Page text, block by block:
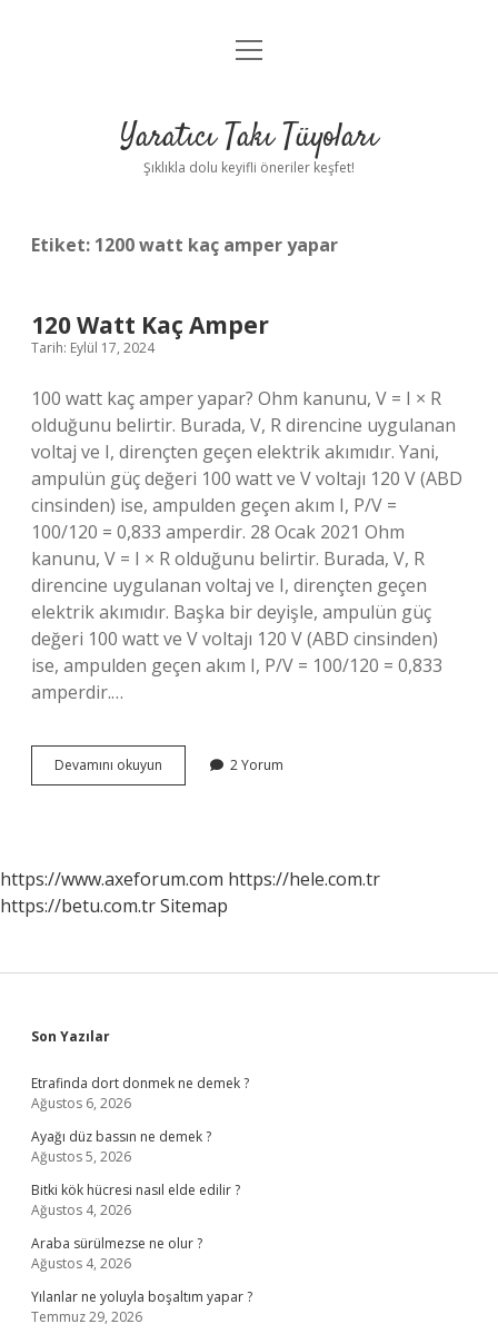
Anasayfa
Yasal Uyarı
menüyü
Yaratıcı Takı Tüyoları
Şıklıkla dolu keyifli öneriler keşfet!
Etiket: 1200 watt kaç amper yapar
120 Watt Kaç Amper
Tarih: Eylül 17, 2024
100 watt kaç amper yapar? Ohm kanunu, V = I × R
olduğunu belirtir. Burada, V, R direncine uygulanan
voltaj ve I, dirençten geçen elektrik akımıdır. Yani,
ampulün güç değeri 100 watt ve V voltajı 120 V (ABD
cinsinden) ise, ampulden geçen akım I, P/V =
100/120 = 0,833 amperdir. 28 Ocak 2021 Ohm
kanunu, V = I × R olduğunu belirtir. Burada, V, R
direncine uygulanan voltaj ve I, dirençten geçen
elektrik akımıdır. Başka bir deyişle, ampulün güç
değeri 100 watt ve V voltajı 120 V (ABD cinsinden)
ise, ampulden geçen akım I, P/V = 100/120 = 0,833
amperdir.…
Devamını okuyun
Watt
2 Yorum
https://www.axeforum.com https://hele.com.tr
https://betu.com.trSitemap
Sidebar
Son Yazılar
Etrafinda dort donmek ne demek ?
Ağustos 6, 2026
Ayağı düz bassın ne demek ?
Ağustos 5, 2026
Bitki kök hücresi nasıl elde edilir ?
Ağustos 4, 2026
Araba sürülmezse ne olur ?
Ağustos 4, 2026
Yılanlar ne yoluyla boşaltım yapar ?
Temmuz 29, 2026